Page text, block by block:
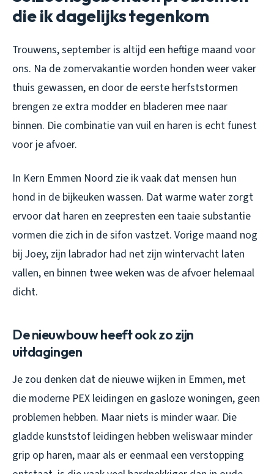
die ik dagelijks tegenkom
Trouwens, september is altijd een heftige maand voor
ons. Na de zomervakantie worden honden weer vaker
thuis gewassen, en door de eerste herfststormen
brengen ze extra modder en bladeren mee naar
binnen. Die combinatie van vuil en haren is echt funest
voor je afvoer.
In Kern Emmen Noord zie ik vaak dat mensen hun
hond in de bijkeuken wassen. Dat warme water zorgt
ervoor dat haren en zeepresten een taaie substantie
vormen die zich in de sifon vastzet. Vorige maand nog
bij Joey, zijn labrador had net zijn wintervacht laten
vallen, en binnen twee weken was de afvoer helemaal
dicht.
De nieuwbouw heeft ook zo zijn
uitdagingen
Je zou denken dat de nieuwe wijken in Emmen, met
die moderne PEX leidingen en gasloze woningen, geen
problemen hebben. Maar niets is minder waar. Die
gladde kunststof leidingen hebben weliswaar minder
grip op haren, maar als er eenmaal een verstopping